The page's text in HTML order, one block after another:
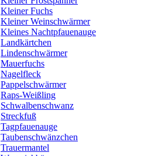
Kleiner Fuchs
Kleiner Weinschwärmer
Kleines Nachtpfauenauge
Landkärtchen
Lindenschwärmer
Mauerfuchs
Nagelfleck
Pappelschwärmer
Raps-Weißling
Schwalbenschwanz
Streckfuß
Tagpfauenauge
Taubenschwänzchen
Trauermantel